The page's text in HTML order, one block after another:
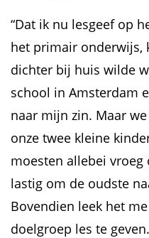
“Dat ik nu lesgeef op
het primair onderwijs,
dichter bij huis wilde
school in Amsterdam
naar mijn zin. Maar
onze twee kleine
moesten allebei vroeg
lastig om de oudste
Bovendien leek het
doelgroep les te